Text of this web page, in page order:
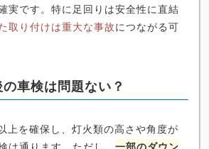
実です。特に足回りは安全性に直結
取り付けは重大な事故につながる可
車検は問題ない？
上を確保し、灯火類の高さや角度が
は通ります。ただし、 一部のダウン